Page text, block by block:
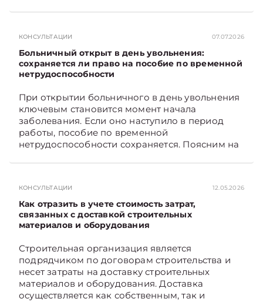
связанных с содержанием и эксплуатацией
мест общего пользования, в частности –
контрольно-­пропускного пункта? Рассмотрим
порядок их распределения. Подписывайтесь
экономике Беларуси — раньше, чем в новостях
TelegramViber
КОНСУЛЬТАЦИИ 07.07.2026
Больничный открыт в день увольнения:
сохраняется ли право на пособие по временной
нетрудоспособности
При открытии больничного в день увольнения
ключевым становится момент начала
заболевания. Если оно наступило в период
работы, пособие по временной
нетрудоспособности сохраняется. Поясним на
КОНСУЛЬТАЦИИ 12.05.2026
Как отразить в учете стоимость затрат,
связанных с доставкой строительных
материалов и оборудования
Строительная организация является
подрядчиком по договорам строительства и
несет затраты на доставку строительных
материалов и оборудования. Доставка
осуществляется как собственным, так и